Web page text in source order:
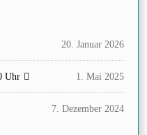
20. Januar 2026
Uhr 1. Mai 2025
7. Dezember 2024